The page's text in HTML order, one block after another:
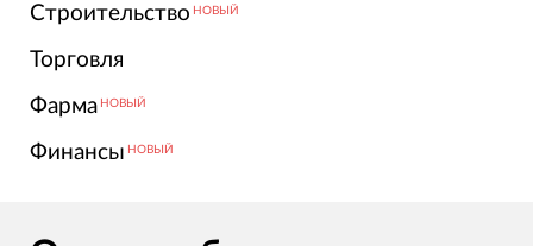
Строительство НОВЫЙ
Торговля
Фарма НОВЫЙ
Финансы НОВЫЙ